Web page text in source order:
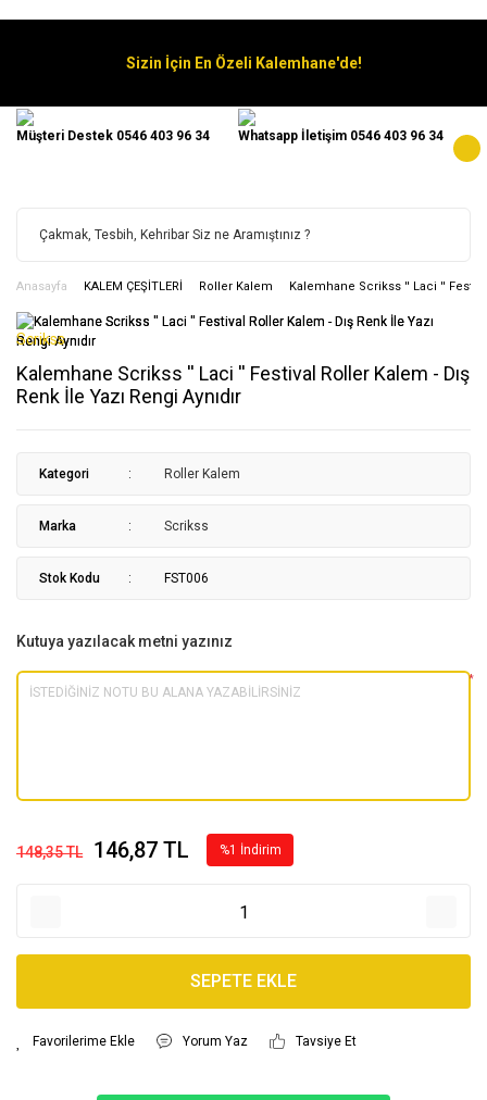
Sizin İçin En Özeli Kalemhane'de!
Müşteri Destek 0546 403 96 34 Whatsapp İletişim 0546 403 96 34
Anasayfa KALEM ÇEŞİTLERİ Roller Kalem Kalemhane Scrikss '' Laci ''
Scrikss
Kalemhane Scrikss '' Laci '' Festival Roller Kalem - Dış
Renk İle Yazı Rengi Aynıdır
Kategori Roller Kalem
Marka Scrikss
Stok Kodu FST006
Kutuya yazılacak metni yazınız
*
148,35 TL 146,87 TL %1 İndirim
SEPETE EKLE
Yorum Yaz Tavsiye Et